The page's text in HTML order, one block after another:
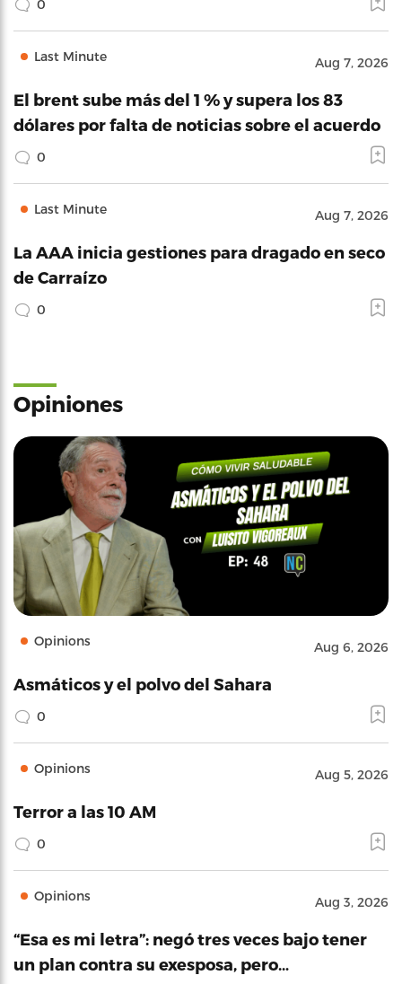
0
Last Minute Aug 7, 2026
El brent sube más del 1 % y supera los 83
dólares por falta de noticias sobre el acuerdo
0
Last Minute Aug 7, 2026
La AAA inicia gestiones para dragado en seco
de Carraízo
0
Opiniones
Opinions Aug 6, 2026
Asmáticos y el polvo del Sahara
0
Opinions Aug 5, 2026
Terror a las 10 AM
0
Opinions Aug 3, 2026
“Esa es mi letra”: negó tres veces bajo tener
un plan contra su exesposa, pero…